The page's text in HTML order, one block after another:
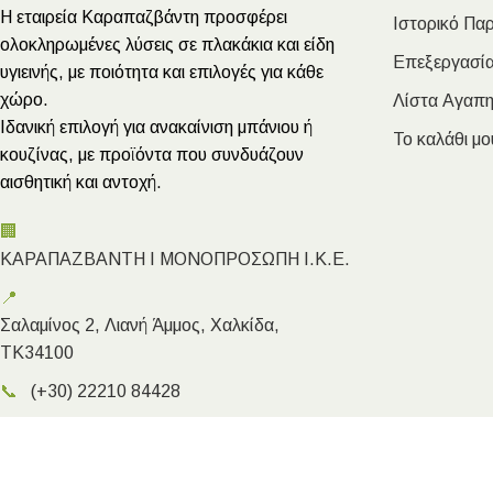
Η εταιρεία Καραπαζβάντη προσφέρει
ολοκληρωμένες λύσεις σε πλακάκια και είδη
υγιεινής, με ποιότητα και επιλογές για κάθε
χώρο.
Ιδανική επιλογή για ανακαίνιση μπάνιου ή
κουζίνας, με προϊόντα που συνδυάζουν
αισθητική και αντοχή.
🏢
ΚΑΡΑΠΑΖΒΑΝΤΗ Ι ΜΟΝΟΠΡΟΣΩΠΗ Ι.Κ.Ε.
📍
Σαλαμίνος 2, Λιανή Άμμος, Χαλκίδα,
ΤΚ34100
📞 (+30) 22210 84428
Ιστορικό
Λίστα
Το καλάθι